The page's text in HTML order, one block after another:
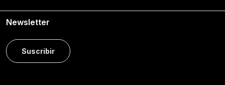
Newsletter
Suscribir